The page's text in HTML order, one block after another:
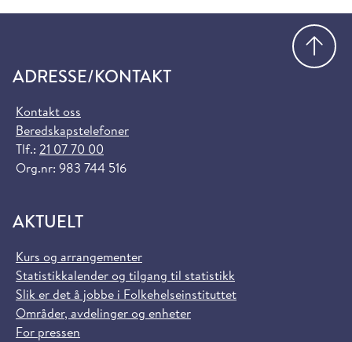
ADRESSE/KONTAKT
Kontakt oss
Beredskapstelefoner
Tlf.: 21 07 70 00
Org.nr: 983 744 516
AKTUELT
Kurs og arrangementer
Statistikkalender og tilgang til statistikk
Slik er det å jobbe i Folkehelseinstituttet
Områder, avdelinger og enheter
For pressen